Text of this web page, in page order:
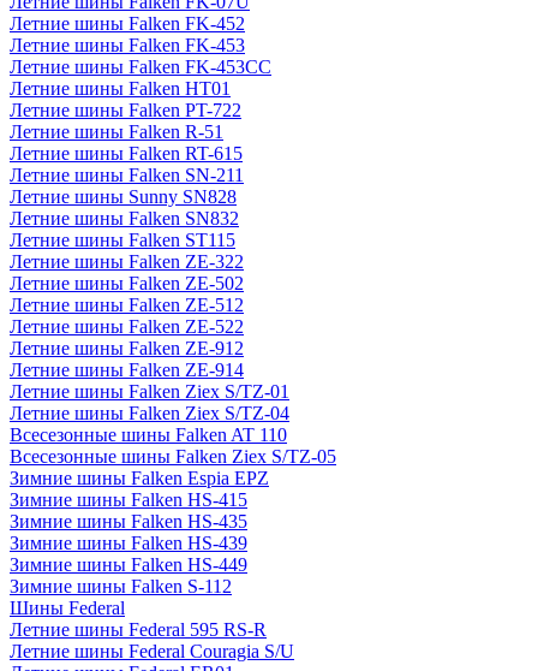
Летние шины Falken FK-452
Летние шины Falken FK-453
Летние шины Falken FK-453CC
Летние шины Falken HT01
Летние шины Falken PT-722
Летние шины Falken R-51
Летние шины Falken RT-615
Летние шины Falken SN-211
Летние шины Sunny SN828
Летние шины Falken SN832
Летние шины Falken ST115
Летние шины Falken ZE-322
Летние шины Falken ZE-502
Летние шины Falken ZE-512
Летние шины Falken ZE-522
Летние шины Falken ZE-912
Летние шины Falken ZE-914
Летние шины Falken Ziex S/TZ-01
Летние шины Falken Ziex S/TZ-04
Всесезонные шины Falken AT 110
Всесезонные шины Falken Ziex S/TZ-05
Зимние шины Falken Espia EPZ
Зимние шины Falken HS-415
Зимние шины Falken HS-435
Зимние шины Falken HS-439
Зимние шины Falken HS-449
Зимние шины Falken S-112
Шины Federal
Летние шины Federal 595 RS-R
Летние шины Federal Couragia S/U